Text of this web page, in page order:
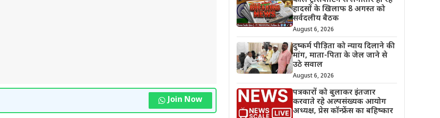
Join Now
हादसों के खिलाफ 8 अगस्त को
सर्वदलीय बैठक
August 6, 2026
दुष्कर्म पीड़िता को न्याय दिलाने की
मांग, माता-पिता के जेल जाने से
उठे सवाल
August 6, 2026
पत्रकारों को बुलाकर इंतजार
करवाते रहे अल्पसंख्यक आयोग
अध्यक्ष, प्रेस कॉन्फ्रेंस का बहिष्कार